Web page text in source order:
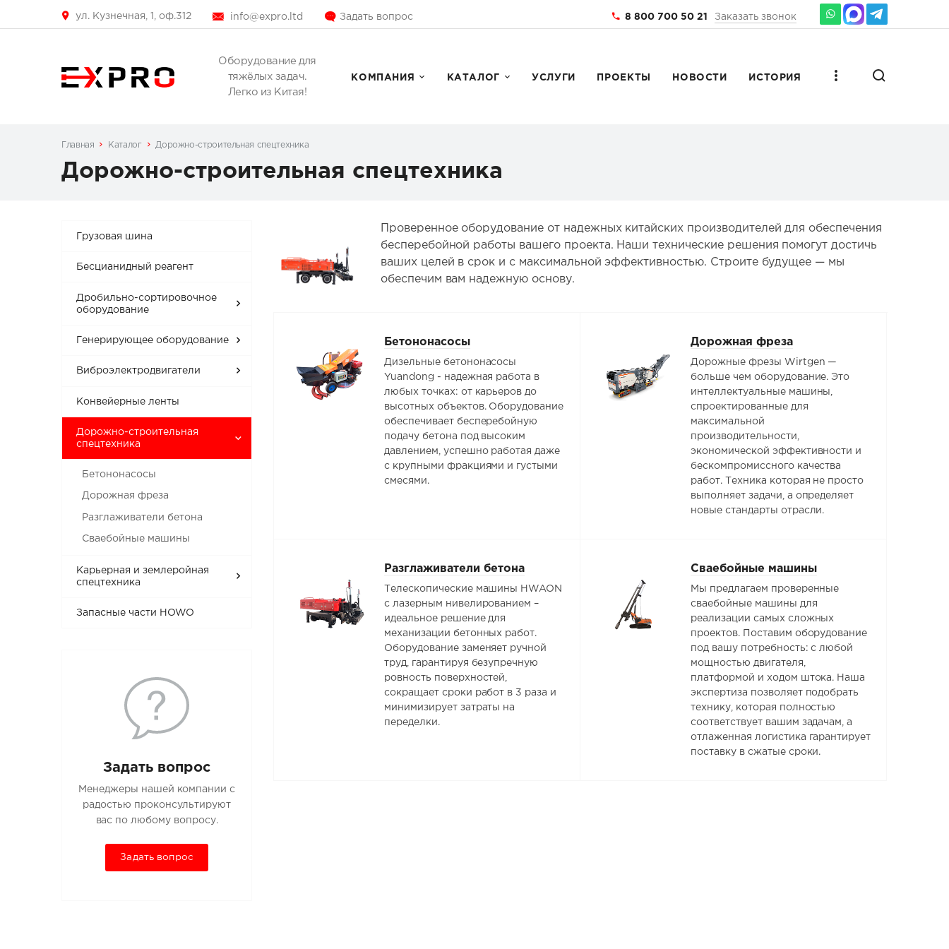
ул. Кузнечная, 1, оф.312 info@expro.ltd Задать вопрос 8 800 700 50 21 Заказать звонок
Оборудование для
тяжёлых задач.
Легко из Китая!
КОМПАНИЯ КАТАЛОГ УСЛУГИ ПРОЕКТЫ НОВОСТИ ИСТОРИЯ
Главная Каталог Дорожно-строительная спецтехника
Дорожно-строительная спецтехника
Грузовая шина
Бесцианидный реагент
Дробильно-сортировочное
оборудование
Генерирующее оборудование
Виброэлектродвигатели
Конвейерные ленты
Дорожно-строительная
спецтехника
Бетононасосы
Дорожная фреза
Разглаживатели бетона
Сваебойные машины
Карьерная и землеройная
спецтехника
Запасные части HOWO
Задать вопрос
Менеджеры нашей компании с
радостью проконсультируют
вас по любому вопросу.
Задать вопрос
Проверенное оборудование от надежных китайских производителей для обеспечения
бесперебойной работы вашего проекта. Наши технические решения помогут достичь
ваших целей в срок и с максимальной эффективностью. Строите будущее — мы
обеспечим вам надежную основу.
Бетононасосы
Дизельные бетононасосы
Yuandong - надежная работа в
любых точках: от карьеров до
высотных объектов. Оборудование
обеспечивает бесперебойную
подачу бетона под высоким
давлением, успешно работая даже
с крупными фракциями и густыми
смесями.
Дорожная фреза
Дорожные фрезы Wirtgen —
больше чем оборудование. Это
интеллектуальные машины,
спроектированные для
максимальной
производительности,
экономической эффективности и
бескомпромиссного качества
работ. Техника которая не просто
выполняет задачи, а определяет
новые стандарты отрасли.
Разглаживатели бетона
Телескопические машины HWAON
c лазерным нивелированием –
идеальное решение для
механизации бетонных работ.
Оборудование заменяет ручной
труд, гарантируя безупречную
ровность поверхностей,
сокращает сроки работ в 3 раза и
минимизирует затраты на
переделки.
Сваебойные машины
Мы предлагаем проверенные
сваебойные машины для
реализации самых сложных
проектов. Поставим оборудование
под вашу потребность: с любой
мощностью двигателя,
платформой и ходом штока. Наша
экспертиза позволяет подобрать
технику, которая полностью
соответствует вашим задачам, а
отлаженная логистика гарантирует
поставку в сжатые сроки.